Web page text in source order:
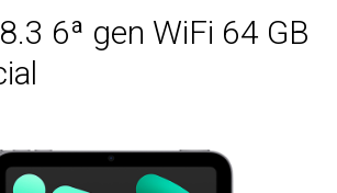
6ª gen WiFi 64 GB